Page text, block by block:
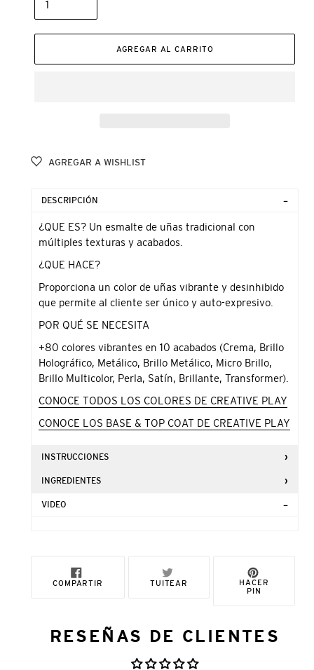
AGREGAR AL CARRITO
AGREGAR A WISHLIST
producto
de
compra
DESCRIPCIÓN
¿QUE ES? Un esmalte de uñas tradicional con
múltiples texturas y acabados.
¿QUE HACE?
Proporciona un color de uñas vibrante y desinhibido
que permite al cliente ser único y auto-expresivo.
POR QUÉ SE NECESITA
+80 colores vibrantes en 10 acabados (Crema, Brillo
Holográfico, Metálico, Brillo Metálico, Micro Brillo,
Brillo Multicolor, Perla, Satín, Brillante, Transformer).
CONOCE TODOS LOS COLORES DE CREATIVE PLAY
CONOCE LOS BASE & TOP COAT DE CREATIVE PLAY
INSTRUCCIONES
INGREDIENTES
VIDEO
COMPARTIR COMPARTIRTUITEAR
HACER
PIN
RESEÑAS DE CLIENTES